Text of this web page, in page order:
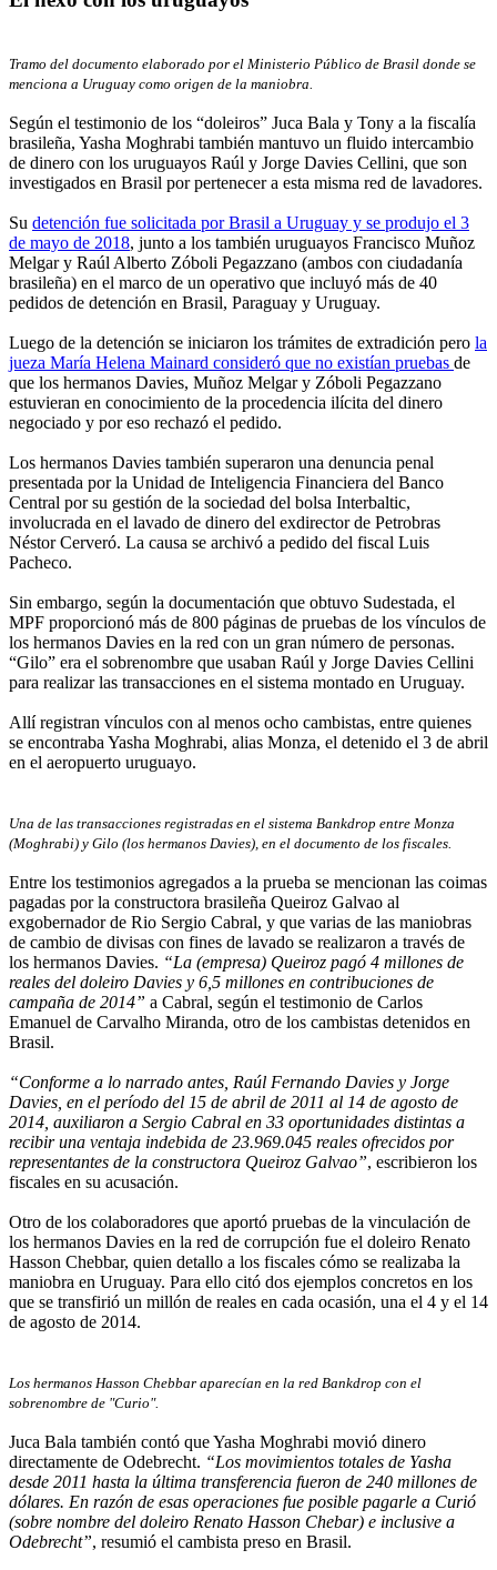
Tramo del documento elaborado por el Ministerio Público de Brasil donde se
menciona a Uruguay como origen de la maniobra.
Según el testimonio de los “doleiros” Juca Bala y Tony a la fiscalía
brasileña, Yasha Moghrabi también mantuvo un fluido intercambio
de dinero con los uruguayos Raúl y Jorge Davies Cellini, que son
investigados en Brasil por pertenecer a esta misma red de lavadores.
Su detención fue solicitada por Brasil a Uruguay y se produjo el 3
de mayo de 2018, junto a los también uruguayos Francisco Muñoz
Melgar y Raúl Alberto Zóboli Pegazzano (ambos con ciudadanía
brasileña) en el marco de un operativo que incluyó más de 40
pedidos de detención en Brasil, Paraguay y Uruguay.
Luego de la detención se iniciaron los trámites de extradición pero la
jueza María Helena Mainard consideró que no existían pruebas de
que los hermanos Davies, Muñoz Melgar y Zóboli Pegazzano
estuvieran en conocimiento de la procedencia ilícita del dinero
negociado y por eso rechazó el pedido.
Los hermanos Davies también superaron una denuncia penal
presentada por la Unidad de Inteligencia Financiera del Banco
Central por su gestión de la sociedad del bolsa Interbaltic,
involucrada en el lavado de dinero del exdirector de Petrobras
Néstor Cerveró. La causa se archivó a pedido del fiscal Luis
Pacheco.
Sin embargo, según la documentación que obtuvo Sudestada, el
MPF proporcionó más de 800 páginas de pruebas de los vínculos de
los hermanos Davies en la red con un gran número de personas.
“Gilo” era el sobrenombre que usaban Raúl y Jorge Davies Cellini
para realizar las transacciones en el sistema montado en Uruguay.
Allí registran vínculos con al menos ocho cambistas, entre quienes
se encontraba Yasha Moghrabi, alias Monza, el detenido el 3 de abril
en el aeropuerto uruguayo.
Una de las transacciones registradas en el sistema Bankdrop entre Monza
(Moghrabi) y Gilo (los hermanos Davies), en el documento de los fiscales.
Entre los testimonios agregados a la prueba se mencionan las coimas
pagadas por la constructora brasileña Queiroz Galvao al
exgobernador de Rio Sergio Cabral, y que varias de las maniobras
de cambio de divisas con fines de lavado se realizaron a través de
los hermanos Davies. “La (empresa) Queiroz pagó 4 millones de
reales del doleiro Davies y 6,5 millones en contribuciones de
campaña de 2014” a Cabral, según el testimonio de Carlos
Emanuel de Carvalho Miranda, otro de los cambistas detenidos en
Brasil.
“Conforme a lo narrado antes, Raúl Fernando Davies y Jorge
Davies, en el período del 15 de abril de 2011 al 14 de agosto de
2014, auxiliaron a Sergio Cabral en 33 oportunidades distintas a
recibir una ventaja indebida de 23.969.045 reales ofrecidos por
representantes de la constructora Queiroz Galvao”, escribieron los
fiscales en su acusación.
Otro de los colaboradores que aportó pruebas de la vinculación de
los hermanos Davies en la red de corrupción fue el doleiro Renato
Hasson Chebbar, quien detallo a los fiscales cómo se realizaba la
maniobra en Uruguay. Para ello citó dos ejemplos concretos en los
que se transfirió un millón de reales en cada ocasión, una el 4 y el 14
de agosto de 2014.
Los hermanos Hasson Chebbar aparecían en la red Bankdrop con el
sobrenombre de "Curio".
Juca Bala también contó que Yasha Moghrabi movió dinero
directamente de Odebrecht. “Los movimientos totales de Yasha
desde 2011 hasta la última transferencia fueron de 240 millones de
dólares. En razón de esas operaciones fue posible pagarle a Curió
(sobre nombre del doleiro Renato Hasson Chebar) e inclusive a
Odebrecht”, resumió el cambista preso en Brasil.